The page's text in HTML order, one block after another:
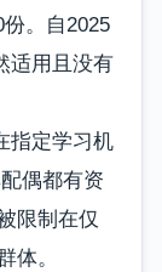
。自2025
适用且没有
指定学习机
偶都有资
限制在仅
体。